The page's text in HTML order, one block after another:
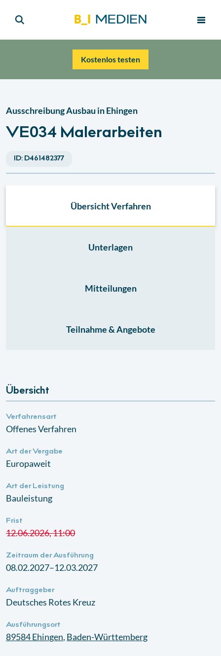
Kostenlos testen
Ausschreibung Ausbau in Ehingen
VE034 Malerarbeiten
ID: D461482377
Übersicht Verfahren
Unterlagen
Mitteilungen
Teilnahme & Angebote
Übersicht
Verfahrensart
Offenes Verfahren
Art der Vergabe
Europaweit
Art der Leistung
Bauleistung
Frist
12.06.2026, 11:00
Zeitraum der Ausführung
08.02.2027–12.03.2027
Auftraggeber
Deutsches Rotes Kreuz
Ausführungsort
89584Ehingen, Baden-Württemberg